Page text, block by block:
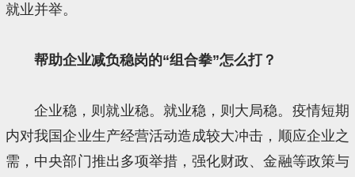
就业并举。
帮助企业减负稳岗的“组合拳”怎么打？
企业稳，则就业稳。就业稳，则大局稳。疫情短期
内对我国企业生产经营活动造成较大冲击，顺应企业之
需，中央部门推出多项举措，强化财政、金融等政策与